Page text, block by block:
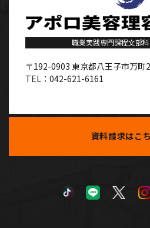
職業実践専門課程文部
〒192-0903 東京都八王子市万町
TEL：042-621-6161
資料請求はこ
TikTok LINE